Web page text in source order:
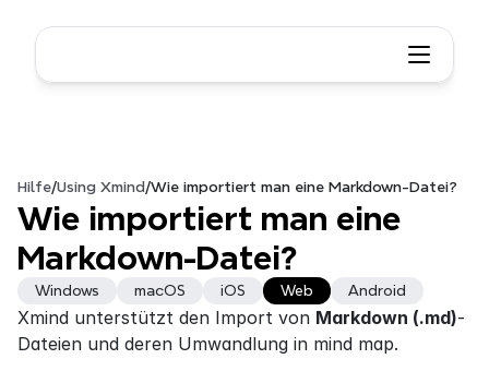
Hilfe/Using Xmind /Wie importiert man eine Markdown-Datei?
Wie importiert man eine
Markdown-Datei?
Windows macOS iOS Web Android
Xmind unterstützt den Import von Markdown (.md)-
Dateien und deren Umwandlung in mind map.